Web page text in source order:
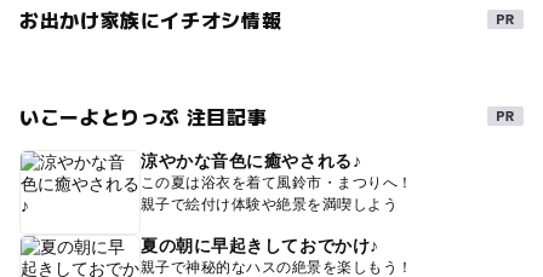
お出かけ家族にイチオシ情報
いこーよとりっぷ 注目記事
涼やかな音色に癒やされる♪
この夏は浴衣を着て風鈴市・まつりへ！
親子で絵付け体験や絶景を満喫しよう
夏の朝に早起きしておでかけ♪
親子で神秘的なハスの絶景を楽しもう！